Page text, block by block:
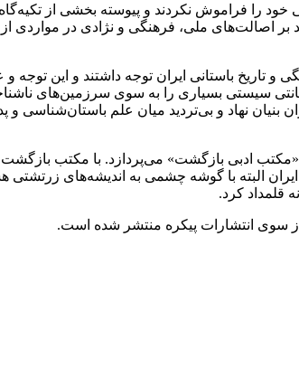
را فراموش نکردند و پیوسته بخشی از
اصالت‌های ملی، فرهنگی و نژادی در مواردی
تاریخ باستانی ایران توجه داشتند و این توجه
سیستی بسیاری را به سوی سرزمین‌های
بنیان نهاد و بی‌تردید میان علم
ادبی بازگشت» می‌پردازد. با مکتب
ایران البته با گوشه چشمی به اندیشه‌های
قلمداد کرد.